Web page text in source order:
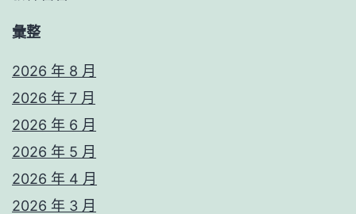
彙整
2026 年 8 月
2026 年 7 月
2026 年 6 月
2026 年 5 月
2026 年 4 月
2026 年 3 月